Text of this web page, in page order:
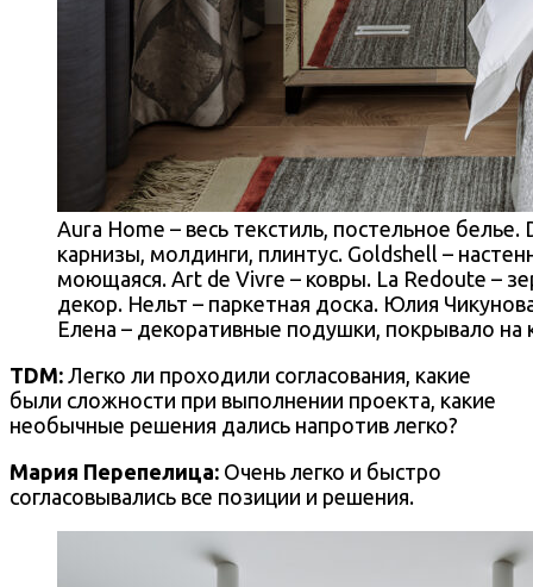
Aura Home – весь текстиль, постельное
карнизы, молдинги, плинтус. Goldshell –
моющаяся. Art de Vivre – ковры. La Redoute –
декор. Нельт – паркетная доска. Юлия
Елена – декоративные подушки, покрывало на
TDM: Легко ли проходили согласования, какие
были сложности при выполнении проекта, какие
необычные решения дались напротив легко?
Мария Перепелица: Очень легко и быстро
согласовывались все позиции и решения.